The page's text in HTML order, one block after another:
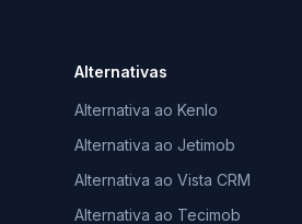
Alternativas
Alternativa ao Kenlo
Alternativa ao Jetimob
Alternativa ao Vista CRM
Alternativa ao Tecimob